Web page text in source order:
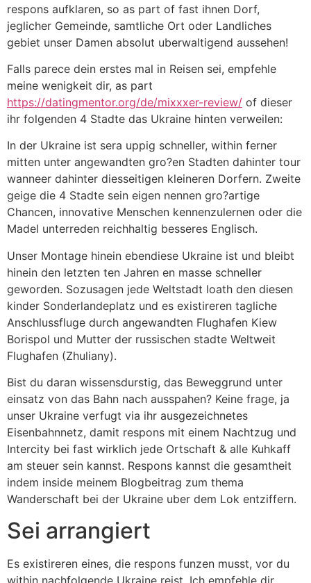
respons aufklaren, so as part of fast ihnen Dorf,
jeglicher Gemeinde, samtliche Ort oder Landliches
gebiet unser Damen absolut uberwaltigend aussehen!
Falls parece dein erstes mal in Reisen sei, empfehle
meine wenigkeit dir, as part
https://datingmentor.org/de/mixxxer-review/ of dieser
ihr folgenden 4 Stadte das Ukraine hinten verweilen:
In der Ukraine ist sera uppig schneller, within ferner
mitten unter angewandten gro?en Stadten dahinter tour
wanneer dahinter diesseitigen kleineren Dorfern. Zweite
geige die 4 Stadte sein eigen nennen gro?artige
Chancen, innovative Menschen kennenzulernen oder die
Madel unterreden reichhaltig besseres Englisch.
Unser Montage hinein ebendiese Ukraine ist und bleibt
hinein den letzten ten Jahren en masse schneller
geworden. Sozusagen jede Weltstadt loath den diesen
kinder Sonderlandeplatz und es existireren tagliche
Anschlussfluge durch angewandten Flughafen Kiew
Borispol und Mutter der russischen stadte Weltweit
Flughafen (Zhuliany).
Bist du daran wissensdurstig, das Beweggrund unter
einsatz von das Bahn nach ausspahen? Keine frage, ja
unser Ukraine verfugt via ihr ausgezeichnetes
Eisenbahnnetz, damit respons mit einem Nachtzug und
Intercity bei fast wirklich jede Ortschaft & alle Kuhkaff
am steuer sein kannst. Respons kannst die gesamtheit
indem inside meinem Blogbeitrag zum thema
Wanderschaft bei der Ukraine uber dem Lok entziffern.
Sei arrangiert
Es existireren eines, die respons funzen musst, vor du
within nachfolgende Ukraine reist. Ich empfehle dir